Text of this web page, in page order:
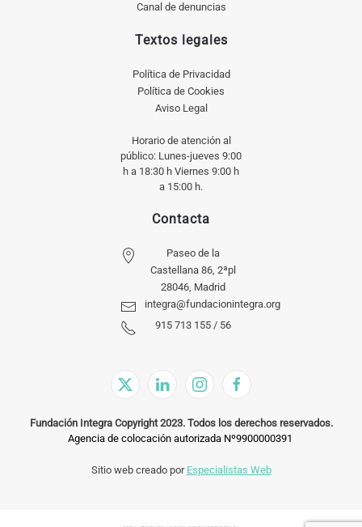
Canal de denuncias
Textos legales
Política de Privacidad
Política de Cookies
Aviso Legal
Horario de atención al
público: Lunes-jueves 9:00
h a 18:30 h Viernes 9:00 h
a 15:00 h.
Contacta
Paseo de la
Castellana 86, 2ªpl
28046, Madrid
integra@fundacionintegra.org
915 713 155 / 56
Fundación Integra Copyright 2023. Todos los derechos reservados.
Agencia de colocación autorizada Nº9900000391
Sitio web creado por Especialistas Web